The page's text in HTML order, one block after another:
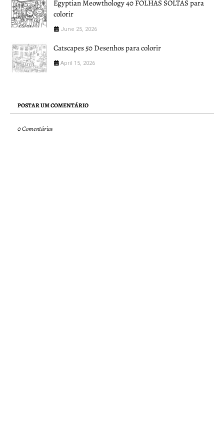
Egyptian Meowthology 40 FOLHAS SOLTAS para
colorir
June 25, 2026
Catscapes 50 Desenhos para colorir
April 15, 2026
POSTAR UM COMENTÁRIO
0 Comentários